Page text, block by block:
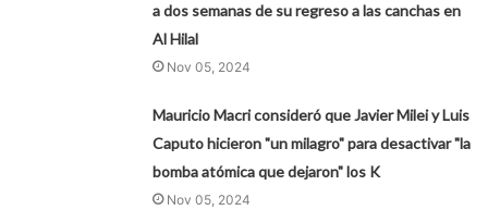
a dos semanas de su regreso a las canchas en
Al Hilal
Nov 05, 2024
Mauricio Macri consideró que Javier Milei y Luis
Caputo hicieron "un milagro" para desactivar "la
bomba atómica que dejaron" los K
Nov 05, 2024